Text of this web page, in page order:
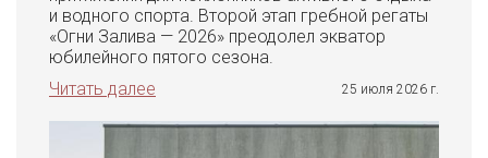
и водного спорта. Второй этап гребной регаты
«Огни Залива — 2026» преодолел экватор
юбилейного пятого сезона.
Читать далее
25 июля 2026 г.